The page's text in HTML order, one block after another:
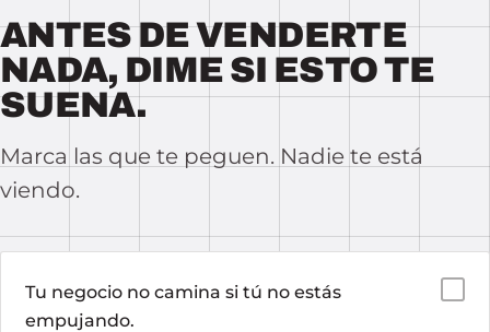
ANTES DE VENDERTE
NADA, DIME SI ESTO TE
SUENA.
Marca las que te peguen. Nadie te está
viendo.
Tu negocio no camina si tú no estás
empujando.